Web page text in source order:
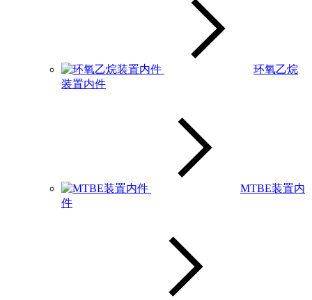
环氧乙烷
装置内件
MTBE装置内
件